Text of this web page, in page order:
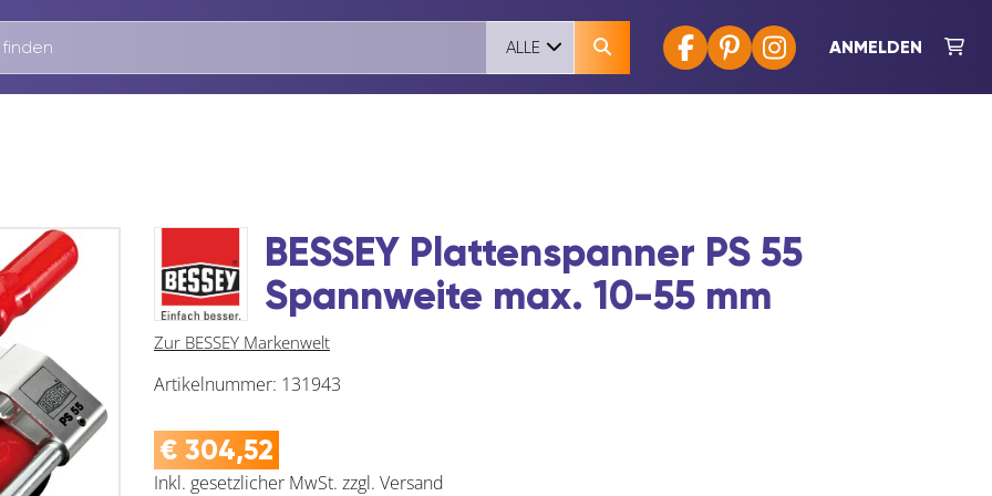
ANMELDEN
ALLE
BESSEY Plattenspanner PS 55
Spannweite max. 10-55 mm
Zur BESSEY Markenwelt
Artikelnummer: 131943
€ 304,52
Inkl. gesetzlicher MwSt. zzgl. Versand